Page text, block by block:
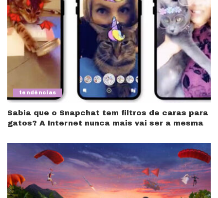
tendências
Sabia que o Snapchat tem filtros de caras para
gatos? A Internet nunca mais vai ser a mesma